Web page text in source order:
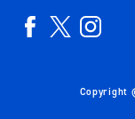
Copyright